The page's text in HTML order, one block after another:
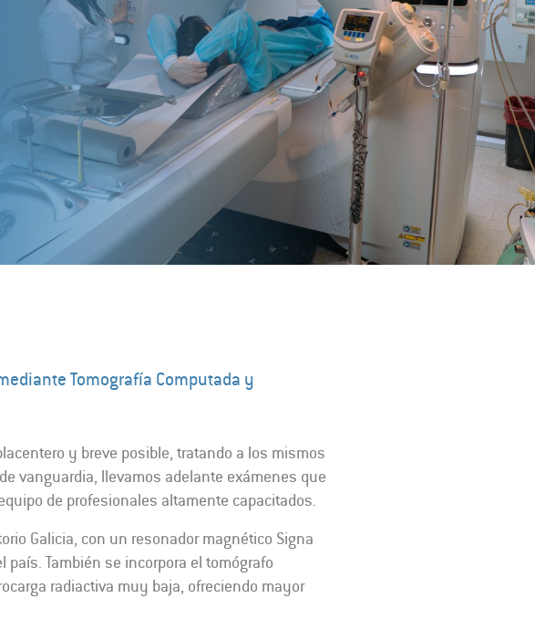
Tomografía Computada y
y breve posible, tratando a los mismos
vanguardia, llevamos adelante exámenes que
de profesionales altamente capacitados.
Galicia, con un resonador magnético Signa
país. También se incorpora el tomógrafo
radiactiva muy baja, ofreciendo mayor